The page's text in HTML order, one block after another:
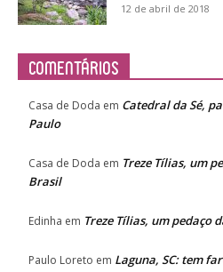
12 de abril de 2018
Comentários
Casa de Doda em Catedral da Sé,
Paulo
Casa de Doda em Treze Tílias, um
Brasil
Edinha em Treze Tílias, um pedaço
Paulo Loreto em Laguna, SC: tem